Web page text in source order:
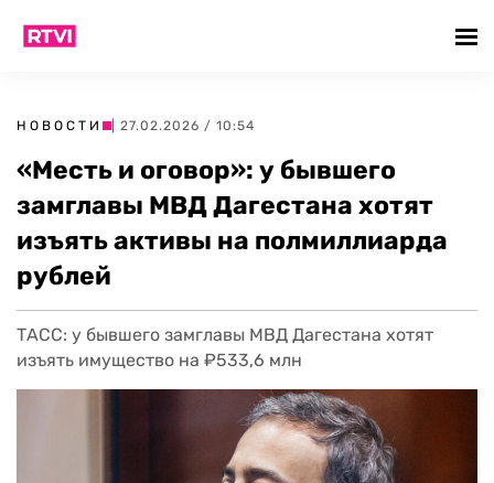
НОВОСТИ | 27.02.2026 / 10:54
«Месть и оговор»: у бывшего
замглавы МВД Дагестана хотят
изъять активы на полмиллиарда
рублей
ТАСС: у бывшего замглавы МВД Дагестана хотят
изъять имущество на ₽533,6 млн